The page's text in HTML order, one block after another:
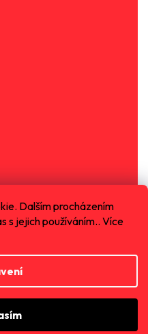
Dalším procházením
s jejich používáním.. Více
s.r.o.